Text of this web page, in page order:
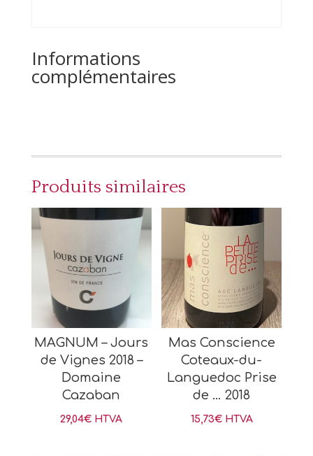
Informations
complémentaires
Produits similaires
MAGNUM – Jours
de Vignes 2018 –
Domaine
Cazaban
29,04€ HTVA
Mas Conscience
Coteaux-du-
Languedoc Prise
de … 2018
15,73€ HTVA